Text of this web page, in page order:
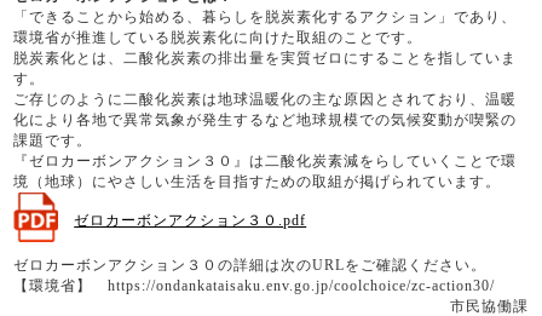
「できることから始める、暮らしを脱炭素化するアクション」であり、
環境省が推進している脱炭素化に向けた取組のことです。
脱炭素化とは、二酸化炭素の排出量を実質ゼロにすることを指していま
す。
ご存じのように二酸化炭素は地球温暖化の主な原因とされており、温暖
化により各地で異常気象が発生するなど地球規模での気候変動が喫緊の
課題です。
『ゼロカーボンアクション３０』は二酸化炭素減をらしていくことで環
境（地球）にやさしい生活を目指すための取組が掲げられています。
ゼロカーボンアクション３０.pdf
ゼロカーボンアクション３０の詳細は次のURLをご確認ください。
【環境省】 https://ondankataisaku.env.go.jp/coolchoice/zc-action30/
市民協働課